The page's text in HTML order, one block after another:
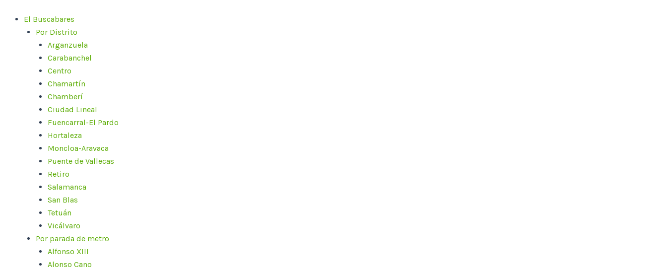
contenido
El Buscabares
Por Distrito
Arganzuela
Carabanchel
Centro
Chamartín
Chamberí
Ciudad Lineal
Fuencarral-El Pardo
Hortaleza
Moncloa-Aravaca
Puente de Vallecas
Retiro
Salamanca
San Blas
Tetuán
Vicálvaro
Por parada de metro
Alfonso XIII
Alonso Cano